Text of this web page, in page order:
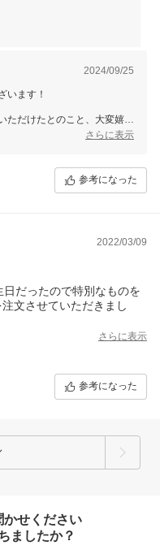
2024/09/25
います！
ただけたとのこと、大変嬉し
いての詳しいコメントもあり
し上がりいただけるよう、細
になります。これからも見た
う、心を込めて製作してまい
。ありがとうございました！
さらに表示
参考になった
2022/03/09
だったので特別なものを
文させていただきまし
した！目にも舌にも美味
を過ごすことができまし
さらに表示
参考になった
かせください
ましたか？